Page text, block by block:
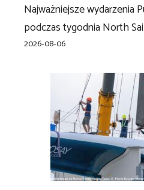
Najważniejsze wydarzenia
podczas tygodnia North
2026-08-06